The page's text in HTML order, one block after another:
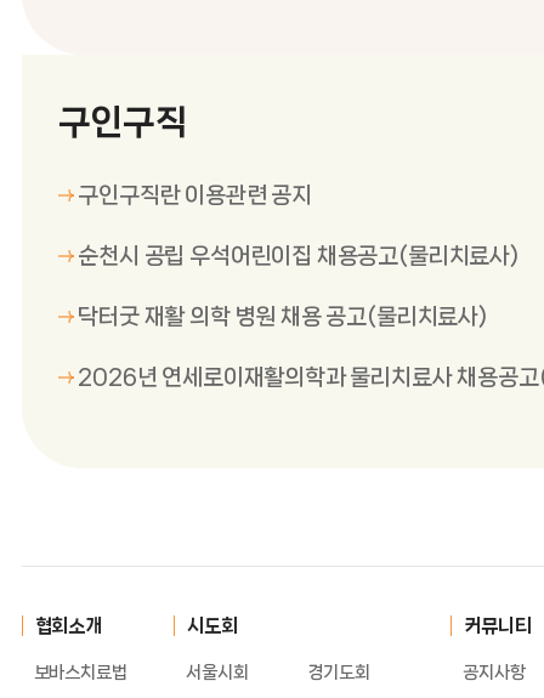
구인구직
구인구직란 이용관련 공지
순천시 공립 우석어린이집 채용공고(물리치료사)
닥터굿 재활 의학 병원 채용 공고(물리치료사)
2026년 연세로이재활의학과 물리치료사 채용공
협회소개
보바스치료법
시도회
서울시회
경기도회
커뮤니티
공지사항